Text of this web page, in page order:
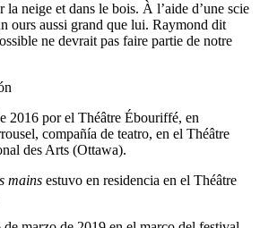
la neige et dans le bois. À l’aide d’une scie
ours aussi grand que lui. Raymond dit
ne devrait pas faire partie de notre
2016 por el Théâtre Ébouriffé, en
compañía de teatro, en el Théâtre
des Arts (Ottawa).
mains estuvo en residencia en el Théâtre